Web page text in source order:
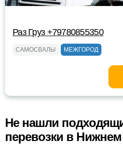
Раз Груз +79780855350
САМОСВАЛЫ МЕЖГОРОД
Не нашли
перевозки в